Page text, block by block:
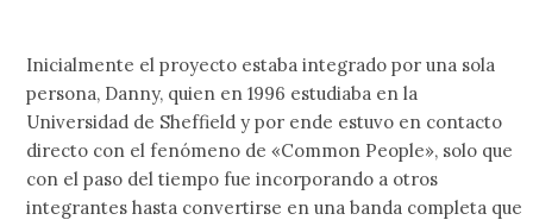
Inicialmente el proyecto estaba integrado por una sola
persona, Danny, quien en 1996 estudiaba en la
Universidad de Sheffield y por ende estuvo en contacto
directo con el fenómeno de «Common People», solo que
con el paso del tiempo fue incorporando a otros
integrantes hasta convertirse en una banda completa que